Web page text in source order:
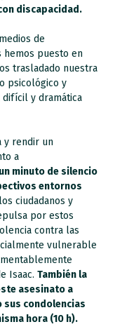
discapacidad.
de
hemos puesto en
trasladado nuestra
psicológico y
y dramática
y rendir un
a
un minuto de silencio
entornos
ciudadanos y
por estos
contra las
vulnerable
Isaac.También la
asesinato a
sus condolencias
hora (10 h).